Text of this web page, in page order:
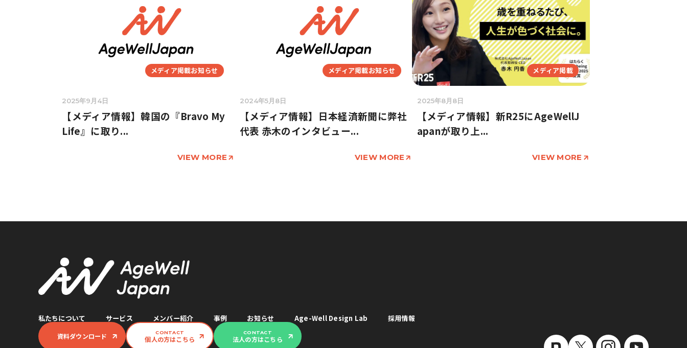
メディア掲載お知らせ
2025年9月4日
【メディア情報】韓国の『Bravo My
Life』に取り...
VIEW MORE
メディア掲載お知らせ
2024年5月8日
【メディア情報】日本経済新聞に弊社
代表 赤木のインタビュー...
VIEW MORE
メディア掲載
2025年8月8日
【メディア情報】新R25にAgeWellJ
apanが取り上...
VIEW MORE
私たちについて サービス メンバー紹介 事例 お知らせ Age-Well Design Lab 採用情報
CONTACT
法人の方はこちら
CONTACT
個人の方はこちら
資料ダウンロード